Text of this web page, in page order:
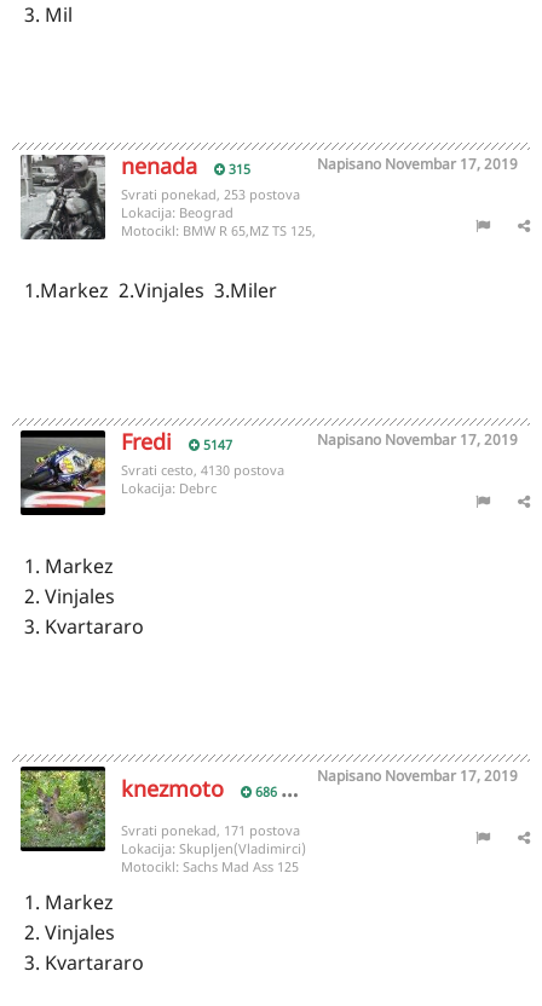
3. Mil
nenada 315 Napisano Novembar 17, 2019
Svrati ponekad, 253 postova
Lokacija: Beograd
Motocikl: BMW R 65,MZ TS 125,
1.Markez 2.Vinjales 3.Miler
Fredi 5147 Napisano Novembar 17, 2019
Svrati cesto, 4130 postova
Lokacija: Debrc
1. Markez
2. Vinjales
3. Kvartararo
knezmoto 686
Napisano Novembar 17, 2019
Svrati ponekad, 171 postova
Lokacija: Skupljen(Vladimirci)
Motocikl: Sachs Mad Ass 125
1. Markez
2. Vinjales
3. Kvartararo